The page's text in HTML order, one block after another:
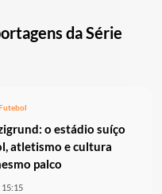
da Série
o estádio suíço
atletismo e cultura
palco
15:15